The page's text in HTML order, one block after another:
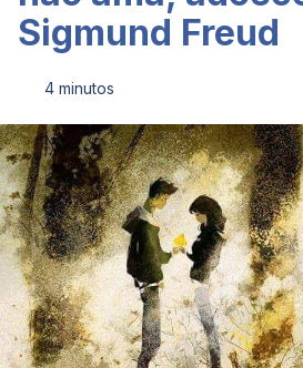
Sigmund Freud
4 minutos